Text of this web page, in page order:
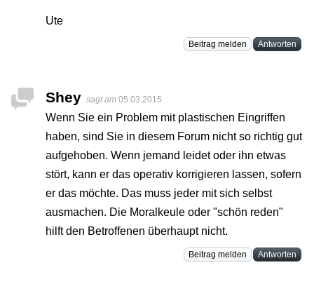
Ute
Beitrag melden Antworten
Shey sagt am 05.03.2015
Wenn Sie ein Problem mit plastischen Eingriffen
haben, sind Sie in diesem Forum nicht so richtig gut
aufgehoben. Wenn jemand leidet oder ihn etwas
stört, kann er das operativ korrigieren lassen, sofern
er das möchte. Das muss jeder mit sich selbst
ausmachen. Die Moralkeule oder "schön reden"
hilft den Betroffenen überhaupt nicht.
Beitrag melden Antworten